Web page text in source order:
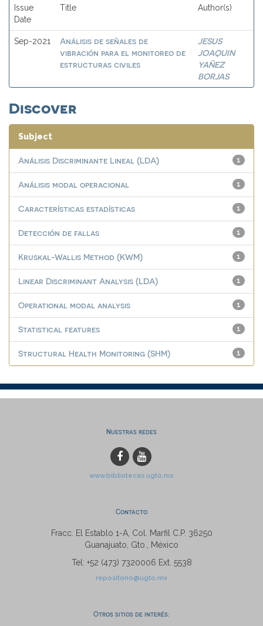
Issue
Date
Title Author(s)
Sep-2021
Análisis de señales de
vibración para el monitoreo de
estructuras civiles
JESUS
JOAQUIN
YAÑEZ
BORJAS
Discover
Subject
1
Análisis Discriminante Lineal (LDA)
1
Análisis modal operacional
1
Características estadísticas
1
Detección de fallas
1
Kruskal-Wallis Method (KWM)
1
Linear Discriminant Analysis (LDA)
1
Operational modal analysis
1
Statistical features
1
Structural Health Monitoring (SHM)
Nuestras redes
www.bibliotecas.ugto.mx
Contacto
Fracc. El Establo 1-A, Col. Marfil C.P. 36250
Guanajuato, Gto., México
Tel: +52 (473) 7320006 Ext. 5538
repositorio@ugto.mx
Otros sitios de interés: